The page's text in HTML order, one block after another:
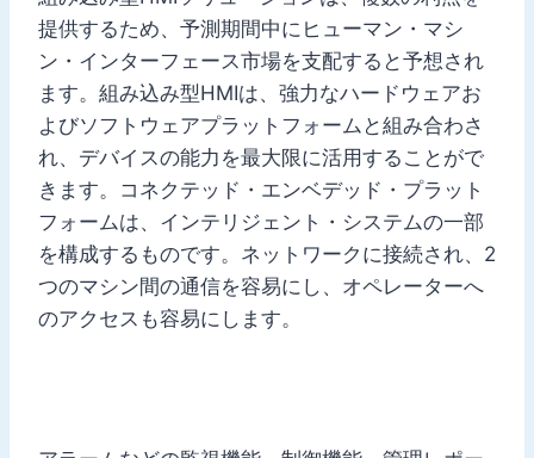
提供するため、予測期間中にヒューマン・マシ
ン・インターフェース市場を支配すると予想され
ます。組み込み型HMIは、強力なハードウェアお
よびソフトウェアプラットフォームと組み合わさ
れ、デバイスの能力を最大限に活用することがで
きます。コネクテッド・エンベデッド・プラット
フォームは、インテリジェント・システムの一部
を構成するものです。ネットワークに接続され、2
つのマシン間の通信を容易にし、オペレーターへ
のアクセスも容易にします。